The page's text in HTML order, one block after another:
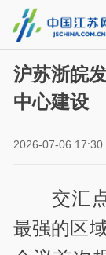
沪苏浙皖
中心建设
2026-07-06 17:30
交汇
最强的区